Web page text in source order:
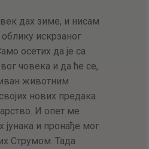
дах зиме, и нисам
искрзаног
осетих да је са
човека и да ће се,
животним
нових предака
И опет ме
и пронађе мог
Струмом. Тада